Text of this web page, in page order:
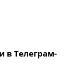
в Телеграм-